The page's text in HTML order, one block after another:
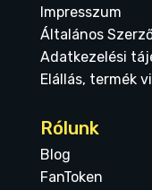
Impresszum
Általános
Adatkezelési
Elállás, termék
Rólunk
Blog
FanToken